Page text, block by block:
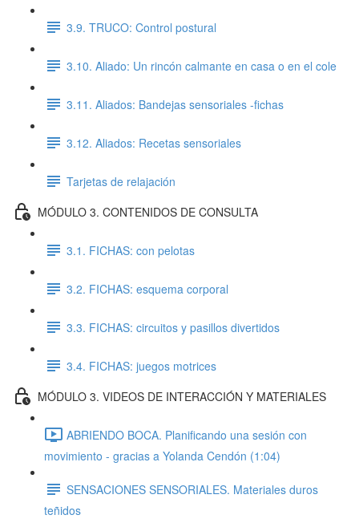
3.9. TRUCO: Control postural
3.10. Aliado: Un rincón calmante en casa o en el cole
3.11. Aliados: Bandejas sensoriales -fichas
3.12. Aliados: Recetas sensoriales
Tarjetas de relajación
MÓDULO 3. CONTENIDOS DE CONSULTA
3.1. FICHAS: con pelotas
3.2. FICHAS: esquema corporal
3.3. FICHAS: circuitos y pasillos divertidos
3.4. FICHAS: juegos motrices
MÓDULO 3. VIDEOS DE INTERACCIÓN Y MATERIALES
ABRIENDO BOCA. Planificando una sesión con
movimiento - gracias a Yolanda Cendón (1:04)
SENSACIONES SENSORIALES. Materiales duros
teñidos